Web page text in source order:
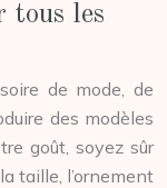
tous les
de mode, de
des modèles
goût, soyez sûr
taille, l’ornement